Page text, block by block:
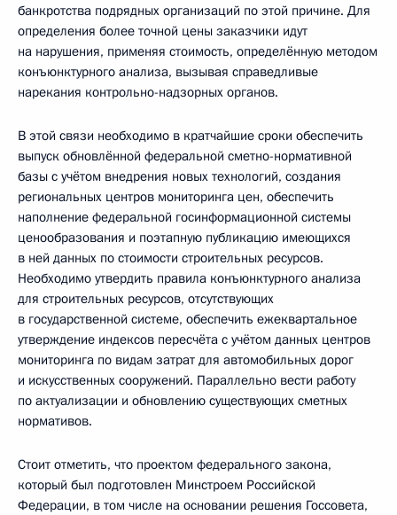
банкротства подрядных организаций по этой причине. Для
определения более точной цены заказчики идут
на нарушения, применяя стоимость, определённую методом
конъюнктурного анализа, вызывая справедливые
нарекания контрольно-надзорных органов.
В этой связи необходимо в кратчайшие сроки обеспечить
выпуск обновлённой федеральной сметно-нормативной
базы с учётом внедрения новых технологий, создания
региональных центров мониторинга цен, обеспечить
наполнение федеральной госинформационной системы
ценообразования и поэтапную публикацию имеющихся
в ней данных по стоимости строительных ресурсов.
Необходимо утвердить правила конъюнктурного анализа
для строительных ресурсов, отсутствующих
в государственной системе, обеспечить ежеквартальное
утверждение индексов пересчёта с учётом данных центров
мониторинга по видам затрат для автомобильных дорог
и искусственных сооружений. Параллельно вести работу
по актуализации и обновлению существующих сметных
нормативов.
Стоит отметить, что проектом федерального закона,
который был подготовлен Минстроем Российской
Федерации, в том числе на основании решения Госсовета,